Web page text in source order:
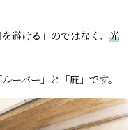
避ける」のではなく、 光
ーバー」と「庇」です。